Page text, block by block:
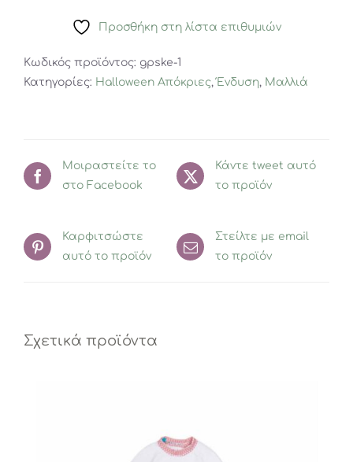
μαλλιών
Σκελετός
ποσότητα
Προσθήκη στη λίστα επιθυμιών
Κωδικός προϊόντος: gpske-1
Κατηγορίες: Halloween Απόκριες,Ένδυση, Μαλλιά
Μοιραστείτε το
στο Facebook
Κάντε tweet αυτό
το προϊόν
Καρφιτσώστε
αυτό το προϊόν
Στείλτε με email
το προϊόν
Σχετικά προϊόντα